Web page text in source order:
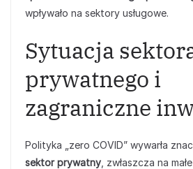
wpływało na sektory usługowe.
Sytuacja
prywatnego i
zagraniczne
Polityka „zero COVID” wywarła
sektor prywatny , zwłaszcza na